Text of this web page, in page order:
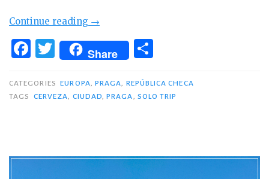
Continue reading «3
en
solo
trip»
→
F
c
e
o
T
w
it
te
Share
m
p
r
CATEGORIES EUROPA, PRAGA, REPÚBLICA CHECA
TAGS
CERVEZA, CIUDAD,PRAGA, SOLO TRIP